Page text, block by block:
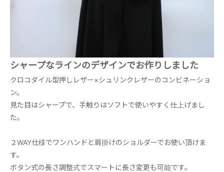
シャープなラインのデザインでお作りしました
クロコダイル型押しレザー×シュリンクレザーのコンビネーショ
ン。
見た目はシャープで、手触りはソフトで使いやすく仕上げまし
た。
２WAY仕様でワンハンドと肩掛けのショルダーでお使い頂けま
す。
ボタン式の長さ調整式でスマートに長さ変更も可能です。